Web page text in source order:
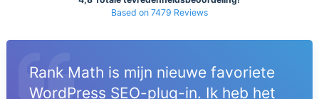
Based on 7479 Reviews
Rank Math is mijn nieuwe favoriete
WordPress SEO-plug-in. Ik heb het